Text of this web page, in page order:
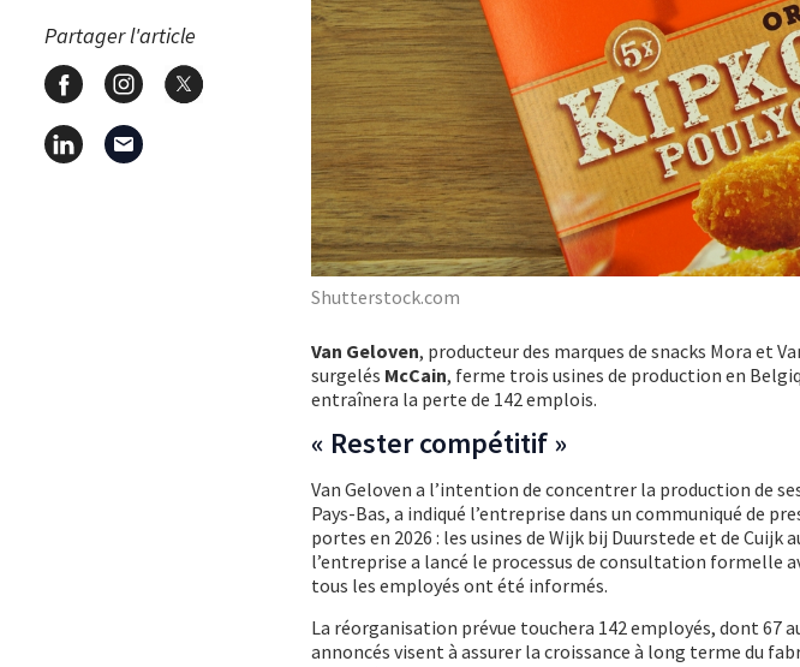
Partager l'article
Shutterstock.com
Van Geloven, producteur des marques de snacks Mora et
surgelés McCain, ferme trois usines de production en
entraînera la perte de 142 emplois.
« Rester compétitif »
Van Geloven a l’intention de concentrer la production de
Pays-Bas, a indiqué l’entreprise dans un communiqué de
portes en 2026 : les usines de Wijk bij Duurstede et de Cuijk
l’entreprise a lancé le processus de consultation formelle
tous les employés ont été informés.
La réorganisation prévue touchera 142 employés, dont 67
annoncés visent à assurer la croissance à long terme du